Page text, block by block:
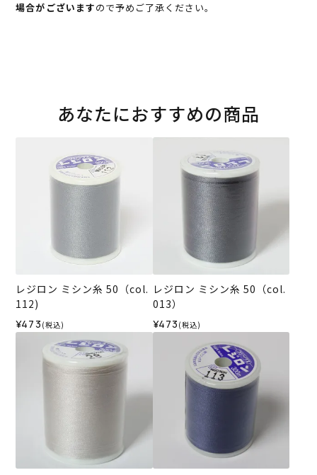
場合がございますので予めご了承ください。
あなたにおすすめの商品
レジロン ミシン糸 50（col.
112)
¥473 (税込)
レジロン ミシン糸 50（col.
013）
¥473 (税込)